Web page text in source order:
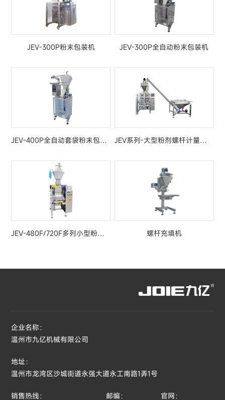
JEV-300P粉末包装机 JEV-300P全自动粉末包装机
JEV-400P全自动套袋粉末包装机 JEV系列-大型粉剂螺杆计量全自动包装配套体系
JEV-480F/720F多列小型粉末包装机 螺杆充填机
企业名称：
温州市九亿机械有限公司
地址：
温州市龙湾区沙城街道永强大道永工南路1弄1号
销售热线： 邮编： 官网：